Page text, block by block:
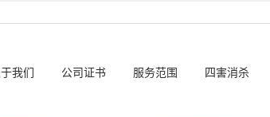
我们 公司证书 服务范围 四害消杀